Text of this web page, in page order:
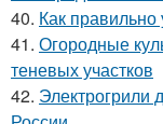
40. Как
41. Огородные
теневых участков
42. Электрогрили